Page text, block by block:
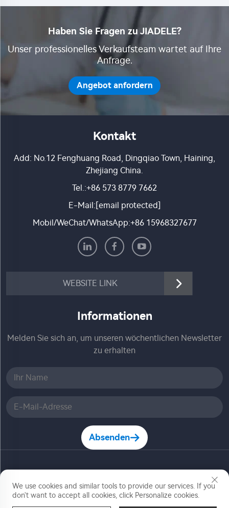
Haben Sie Fragen zu JIADELE?
Unser professionelles Verkaufsteam wartet auf Ihre
Anfrage.
Angebot anfordern
Kontakt
Add: No.12 Fenghuang Road, Dingqiao Town, Haining,
Zhejiang China.
Tel.:+86 573 8779 7662
E-Mail:[email protected]
Mobil/WeChat/WhatsApp:+86 15968327677
WEBSITE LINK
Informationen
Melden Sie sich an, um unseren wöchentlichen Newsletter
zu erhalten
Absenden
Copyright © Zhejiang Jiadele Technology Co, Ltd. Alle
Rechte vorbehalten
We use cookies and similar tools to provide our services. If you
don't want to accept all cookies, click Personalize cookies.